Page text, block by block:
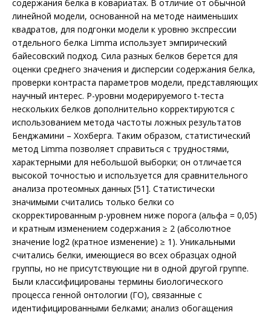
содержания белка в ковариатах. В отличие от обычной
линейной модели, основанной на методе наименьших
квадратов, для подгонки модели к уровню экспрессии
отдельного белка Limma использует эмпирический
байесовский подход. Сила разных белков берется для
оценки среднего значения и дисперсии содержания белка,
проверки контраста параметров модели, представляющих
научный интерес. P-уровни модерируемого t-теста
нескольких белков дополнительно корректируются с
использованием метода частоты ложных результатов
Бенджамини – Хохберга. Таким образом, статистический
метод Limma позволяет справиться с трудностями,
характерными для небольшой выборки; он отличается
высокой точностью и используется для сравнительного
анализа протеомных данных [51]. Статистически
значимыми считались только белки со
скорректированным p-уровнем ниже порога (альфа = 0,05)
и кратным изменением содержания ≥ 2 (абсолютное
значение log2 (кратное изменение) ≥ 1). Уникальными
считались белки, имеющиеся во всех образцах одной
группы, но не присутствующие ни в одной другой группе.
Были классифицированы термины биологического
процесса генной онтологии (ГО), связанные с
идентифицированными белками; анализ обогащения